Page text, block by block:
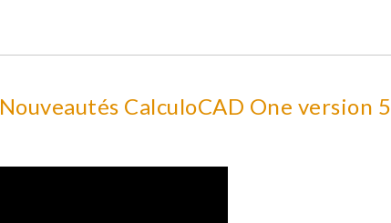
Nouveautés CalculoCAD One version 5